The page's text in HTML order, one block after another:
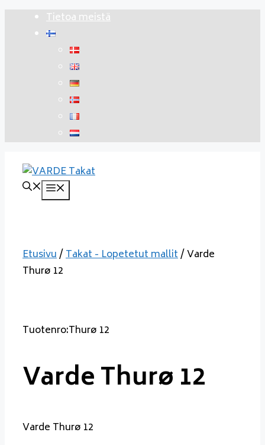
sisältöön
Tietoa meistä
Etusivu/Takat - Lopetetut mallit/ Varde
Thurø 12
Tuotenro:Thurø 12
Varde Thurø 12
Varde Thurø 12